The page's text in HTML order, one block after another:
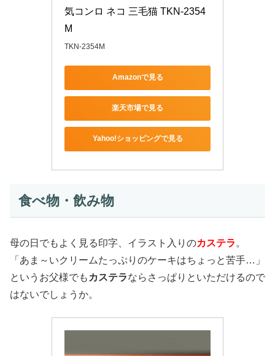
気コンロ ネコ 三毛猫 TKN-2354
M
TKN-2354M
Amazonで見る
楽天市場で見る
Yahoo!ショッピングで見る
食べ物・飲み物
母の日でもよく見る印字、イラスト入りのカステラ 。
「あま～いクリームたっぷりのケーキはちょっと苦手…」
というお父様でも カステラならさっぱりといただけるので
はないでしょうか。